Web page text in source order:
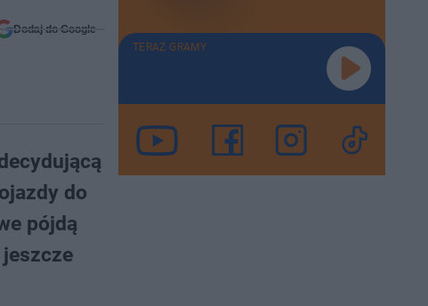
Dodaj do Google
do
pójdą
TERAZ GRAMY